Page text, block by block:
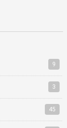
9
3
45